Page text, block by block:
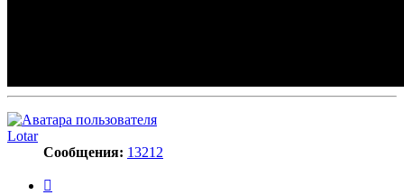
Lotar
Сообщения: 13212